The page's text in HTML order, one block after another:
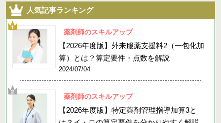
人気記事ランキング
薬剤師のスキルアップ
【2026年度版】外来服薬支援料2（一包化加
算）とは？算定要件・点数を解説
2024/07/04
薬剤師のスキルアップ
【2026年度版】特定薬剤管理指導加算3と